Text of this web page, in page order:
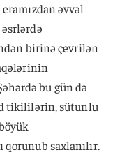
əvvəl
birinə çevrilən
bu gün də
tikililərin, sütunlu
saxlanılır.